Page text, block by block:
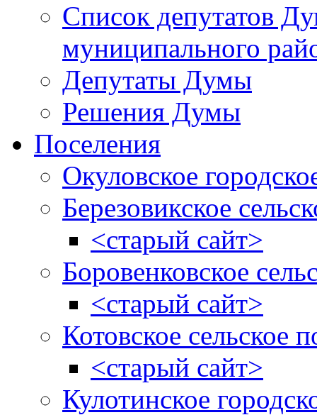
Список депутатов
муниципального
Депутаты Думы
Решения Думы
Поселения
Окуловское
Березовикское
<старый сайт>
Боровенковское
<старый сайт>
Котовское сельское
<старый сайт>
Кулотинское